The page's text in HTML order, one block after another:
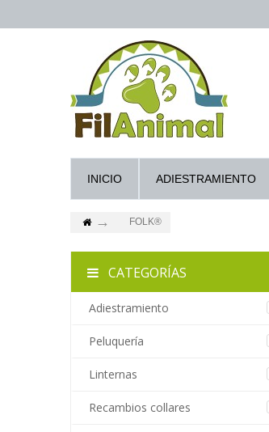
INICIO ADIESTRAMIENTO
FOLK®
CATEGORÍAS
Adiestramiento
Peluquería
Linternas
Recambios collares